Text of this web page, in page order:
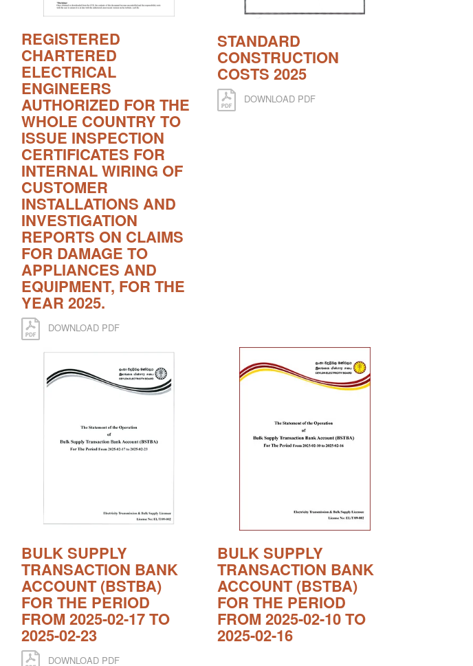
REGISTERED
CHARTERED
ELECTRICAL
ENGINEERS
AUTHORIZED FOR THE
WHOLE COUNTRY TO
ISSUE INSPECTION
CERTIFICATES FOR
INTERNAL WIRING OF
CUSTOMER
INSTALLATIONS AND
INVESTIGATION
REPORTS ON CLAIMS
FOR DAMAGE TO
APPLIANCES AND
EQUIPMENT, FOR THE
YEAR 2025.
DOWNLOAD PDF
STANDARD
CONSTRUCTION
COSTS 2025
DOWNLOAD PDF
BULK SUPPLY
TRANSACTION BANK
ACCOUNT (BSTBA)
FOR THE PERIOD
FROM 2025-02-17 TO
2025-02-23
DOWNLOAD PDF
BULK SUPPLY
TRANSACTION BANK
ACCOUNT (BSTBA)
FOR THE PERIOD
FROM 2025-02-10 TO
2025-02-16